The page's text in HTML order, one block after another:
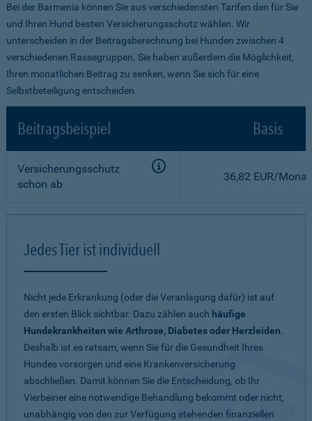
Bei der Barmenia können Sie aus verschiedensten Tarifen den für Sie
und Ihren Hund besten Versicherungsschutz wählen. Wir
unterscheiden in der Beitragsberechnung bei Hunden zwischen 4
verschiedenen Rassegruppen. Sie haben außerdem die Möglichkeit,
Ihren monatlichen Beitrag zu senken, wenn Sie sich für eine
Selbstbeteiligung entscheiden.
Beitragsbeispiel Basis
Versicherungsschutz
schon ab
36,82 EUR/Monat
Jedes Tier ist individuell
Nicht jede Erkrankung (oder die Veranlagung dafür) ist auf
den ersten Blick sichtbar. Dazu zählen auch häufige
Hundekrankheiten wie Arthrose, Diabetes oder Herzleiden.
Deshalb ist es ratsam, wenn Sie für die Gesundheit Ihres
Hundes vorsorgen und eine Krankenversicherung
abschließen. Damit können Sie die Entscheidung, ob Ihr
Vierbeiner eine notwendige Behandlung bekommt oder nicht,
unabhängig von den zur Verfügung stehenden finanziellen